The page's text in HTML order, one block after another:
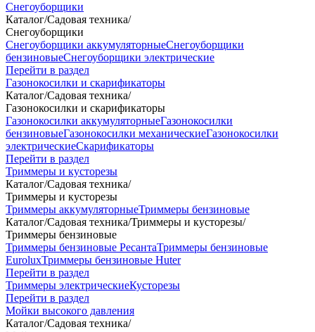
Снегоуборщики
Каталог/Садовая техника/
Снегоуборщики
Снегоуборщики аккумуляторныеСнегоуборщики
бензиновыеСнегоуборщики электрические
Перейти в раздел
Газонокосилки и скарификаторы
Каталог/Садовая техника/
Газонокосилки и скарификаторы
Газонокосилки аккумуляторныеГазонокосилки
бензиновыеГазонокосилки механическиеГазонокосилки
электрическиеСкарификаторы
Перейти в раздел
Триммеры и кусторезы
Каталог/Садовая техника/
Триммеры и кусторезы
Триммеры аккумуляторныеТриммеры бензиновые
Каталог/Садовая техника/Триммеры и кусторезы/
Триммеры бензиновые
Триммеры бензиновые РесантаТриммеры бензиновые
EuroluxТриммеры бензиновые Huter
Перейти в раздел
Триммеры электрическиеКусторезы
Перейти в раздел
Мойки высокого давления
Каталог/Садовая техника/